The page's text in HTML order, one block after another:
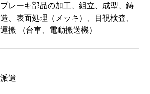
ブレーキ部品の加⼯、組⽴、成型、鋳
造、表⾯処理（メッキ）、目視検査、
運搬 （台⾞、電動搬送機）
派遣